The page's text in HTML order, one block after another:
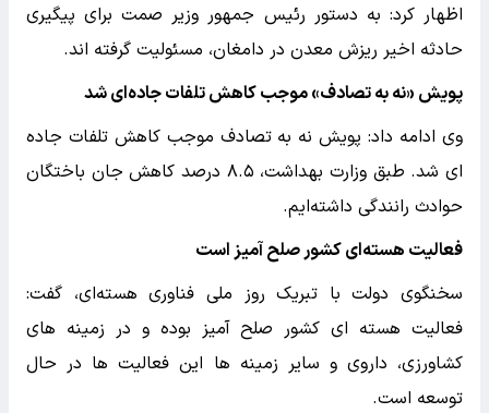
اظهار کرد: به دستور رئیس جمهور وزیر صمت برای پیگیری
حادثه اخیر ریزش معدن در دامغان، مسئولیت گرفته اند.
پویش «نه به تصادف» موجب کاهش تلفات جاده‌ای شد
وی ادامه داد: پویش نه به تصادف موجب کاهش تلفات جاده
ای شد. طبق وزارت بهداشت، ۸.۵ درصد کاهش جان باختگان
حوادث رانندگی داشته‌ایم.
فعالیت هسته‌ای کشور صلح آمیز است
سخنگوی دولت با تبریک روز ملی فناوری هسته‌ای، گفت:
فعالیت هسته ای کشور صلح آمیز بوده و در زمینه های
کشاورزی، داروی و سایر زمینه ها این فعالیت ها در حال
توسعه است.